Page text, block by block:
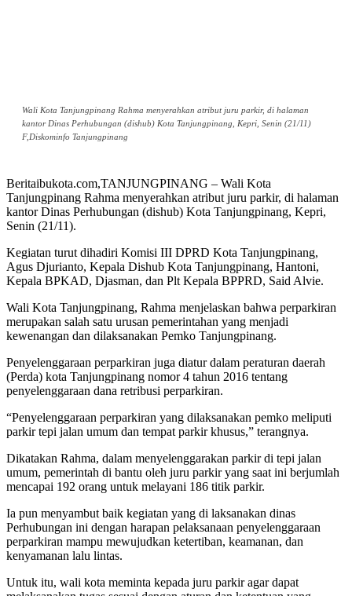
Wali Kota Tanjungpinang Rahma menyerahkan atribut juru parkir, di halaman
kantor Dinas Perhubungan (dishub) Kota Tanjungpinang, Kepri, Senin (21/11)
F,Diskominfo Tanjungpinang
Beritaibukota.com,TANJUNGPINANG – Wali Kota
Tanjungpinang Rahma menyerahkan atribut juru parkir, di halaman
kantor Dinas Perhubungan (dishub) Kota Tanjungpinang, Kepri,
Senin (21/11).
Kegiatan turut dihadiri Komisi III DPRD Kota Tanjungpinang,
Agus Djurianto, Kepala Dishub Kota Tanjungpinang, Hantoni,
Kepala BPKAD, Djasman, dan Plt Kepala BPPRD, Said Alvie.
Wali Kota Tanjungpinang, Rahma menjelaskan bahwa perparkiran
merupakan salah satu urusan pemerintahan yang menjadi
kewenangan dan dilaksanakan Pemko Tanjungpinang.
Penyelenggaraan perparkiran juga diatur dalam peraturan daerah
(Perda) kota Tanjungpinang nomor 4 tahun 2016 tentang
penyelenggaraan dana retribusi perparkiran.
“Penyelenggaraan perparkiran yang dilaksanakan pemko meliputi
parkir tepi jalan umum dan tempat parkir khusus,” terangnya.
Dikatakan Rahma, dalam menyelenggarakan parkir di tepi jalan
umum, pemerintah di bantu oleh juru parkir yang saat ini berjumlah
mencapai 192 orang untuk melayani 186 titik parkir.
Ia pun menyambut baik kegiatan yang di laksanakan dinas
Perhubungan ini dengan harapan pelaksanaan penyelenggaraan
perparkiran mampu mewujudkan ketertiban, keamanan, dan
kenyamanan lalu lintas.
Untuk itu, wali kota meminta kepada juru parkir agar dapat